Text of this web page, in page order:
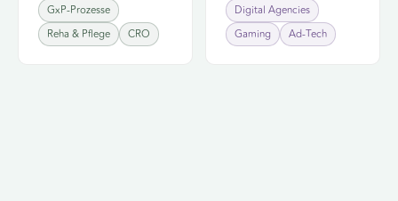
GxP-Prozesse
Reha & Pflege
CRO
Digital Agencies
Gaming
Ad-Tech